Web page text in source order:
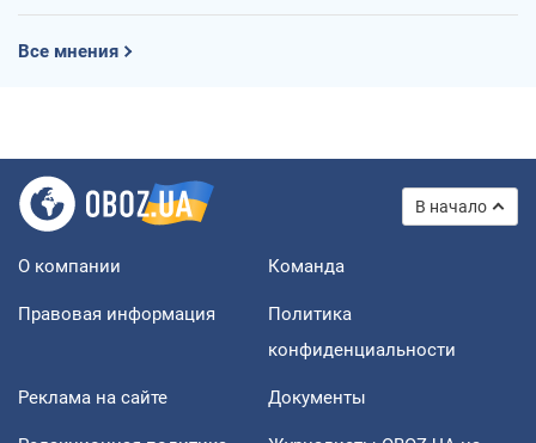
Все мнения
В начало
О компании Команда
Правовая информация
Политика
конфиденциальности
Реклама на сайте Документы